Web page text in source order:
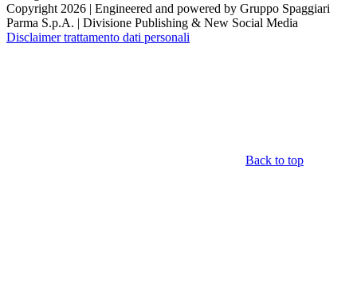
Copyright 2026 | Engineered and powered by Gruppo Spaggiari
Parma S.p.A. | Divisione Publishing & New Social Media
Disclaimer trattamento dati personali
Back to top